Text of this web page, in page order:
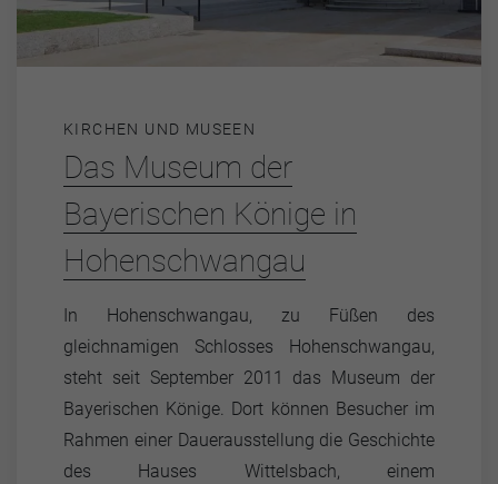
KIRCHEN UND MUSEEN
Das Museum der
Bayerischen Könige in
Hohenschwangau
In Hohenschwangau, zu Füßen des
gleichnamigen Schlosses Hohenschwangau,
steht seit September 2011 das Museum der
Bayerischen Könige. Dort können Besucher im
Rahmen einer Dauerausstellung die Geschichte
des Hauses Wittelsbach, einem